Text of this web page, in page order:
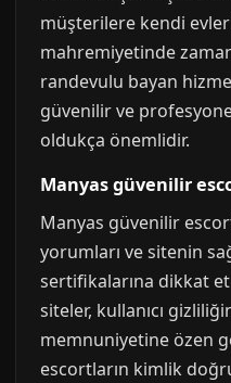
müşterilere kendi
mahremiyetinde
randevulu bayan
güvenilir ve
oldukça önemlidir.
Manyas güvenilir
Manyas güvenilir
yorumları ve sitenin
sertifikalarına dikkat
siteler, kullanıcı
memnuniyetine özen
escortların kimlik